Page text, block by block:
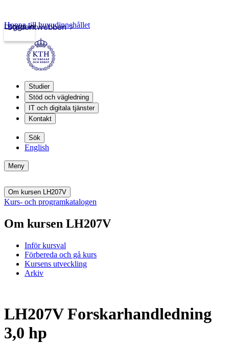
Studentwebben
Logga in
Hoppa till huvudinnehållet
Studier
Stöd och vägledning
IT och digitala tjänster
Kontakt
Sök
English
Meny
Om kursen LH207V
Kurs- och programkatalogen
Om kursen LH207V
Inför kursval
Förbereda och gå kurs
Kursens utveckling
Arkiv
LH207V Forskarhandledning
3,0 hp